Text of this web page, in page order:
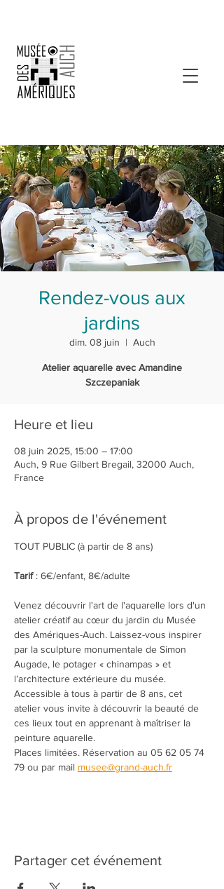
Rendez-vous aux
jardins
dim. 08 juin
  |
Auch
Atelier aquarelle avec Amandine
Szczepaniak
Heure et lieu
08 juin 2025, 15:00 – 17:00
Auch, 9 Rue Gilbert Bregail, 32000 Auch,
France
À propos de l'événement
TOUT PUBLIC (à partir de 8 ans)
Tarif : 6€/enfant, 8€/adulte
Venez découvrir l'art de l'aquarelle lors d'un
atelier créatif au cœur du jardin du Musée
des Amériques-Auch. Laissez-vous inspirer
par la sculpture monumentale de Simon
Augade, le potager « chinampas » et
l’architecture extérieure du musée.
Accessible à tous à partir de 8 ans, cet
atelier vous invite à découvrir la beauté de
ces lieux tout en apprenant à maîtriser la
peinture aquarelle.
Places limitées. Réservation au 05 62 05 74
79 ou par mail musee@grand-auch.fr
Partager cet événement